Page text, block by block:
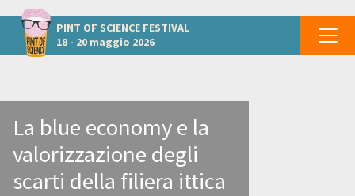
PINT OF SCIENCE FESTIVAL
18 - 20 maggio 2026
Altri eventi a Napoli
La blue economy e la
valorizzazione degli
scarti della filiera ittica